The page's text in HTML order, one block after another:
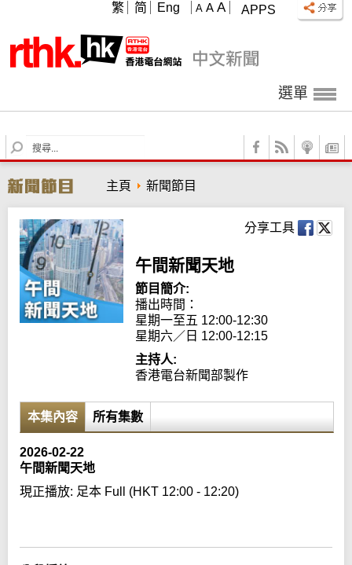
APPS
A A A
繁 简 Eng
選單
S
e
r
c
h
主頁 新聞節目
分享工具
午間新聞天地
節目簡介:
播出時間：
星期一至五 12:00-12:30
星期六／日 12:00-12:15
主持人:
香港電台新聞部製作
本集內容 所有集數
2026-02-22
午間新聞天地
現正播放: 足本 Full (HKT 12:00 - 12:20)